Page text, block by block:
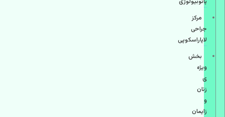
مرکز
جراحی
لاپاراسکوپی
بخش
ویژه
ی
زنان
و
زایمان